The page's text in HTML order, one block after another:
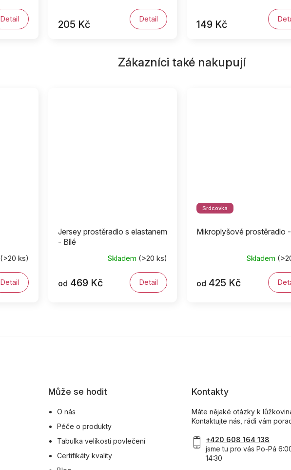
Detail 205 Kč Detail 149 Kč
Zákazníci také nakupují
(>20 ks)
Detail
Jersey prostěradlo s elastanem
- Bílé
Skladem (>20 ks)
od 469 Kč Detail
Srdcovka
Mikroplyšové prostěradlo
Skladem
od 425 Kč
Může se hodit
O nás
Péče o produkty
Tabulka velikostí povlečení
Certifikáty kvality
Kontakty
Máte nějaké otázky k
Kontaktujte nás, rádi vám
+420 608 164 138
jsme tu pro vás Po-Pá
14:30